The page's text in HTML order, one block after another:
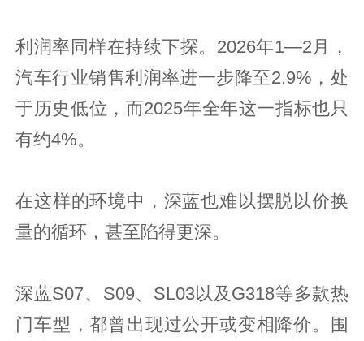
利润率同样在持续下探。2026年1—2月，
汽车行业销售利润率进一步降至2.9%，处
于历史低位，而2025年全年这一指标也只
有约4%。
在这样的环境中，深蓝也难以摆脱以价换
量的循环，甚至陷得更深。
深蓝S07、S09、SL03以及G318等多款热
门车型，都曾出现过公开或变相降价。围